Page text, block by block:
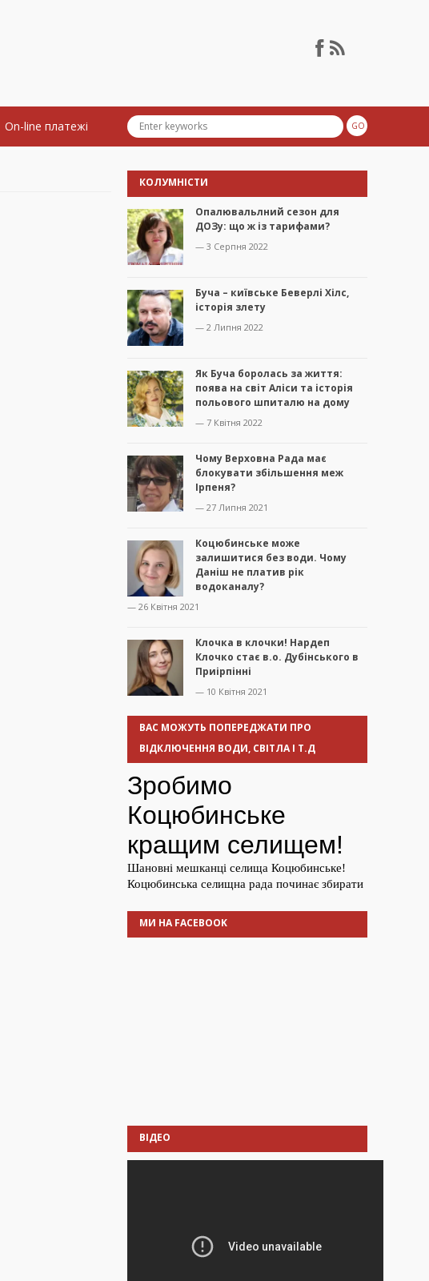
On-line платежі
КОЛУМНІСТИ
Опалювальлний сезон для
ДОЗу: що ж із тарифами?
— 3 Серпня 2022
Буча – київське Беверлі Хілс,
історія злету
— 2 Липня 2022
Як Буча боролась за життя:
поява на світ Аліси та історія
польового шпиталю на дому
— 7 Квітня 2022
Чому Верховна Рада має
блокувати збільшення меж
Ірпеня?
— 27 Липня 2021
Коцюбинське може
залишитися без води. Чому
Даніш не платив рік
водоканалу?
— 26 Квітня 2021
Клочка в клочки! Нардеп
Клочко стає в.о. Дубінського в
Приірпінні
— 10 Квітня 2021
ВАС МОЖУТЬ ПОПЕРЕДЖАТИ ПРО
ВІДКЛЮЧЕННЯ ВОДИ, СВІТЛА І Т.Д
МИ НА FACEBOOK
ВІДЕО